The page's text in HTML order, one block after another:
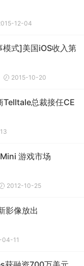
12-04
式]美国iOS收入第
2015-10-20
Telltale总裁接任CE
游戏市场
2012-10-25
影像放出
04-11